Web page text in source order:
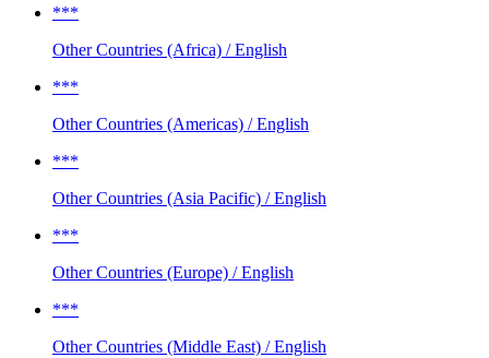
***
Other Countries (Africa) / English
***
Other Countries (Americas) / English
***
Other Countries (Asia Pacific) / English
***
Other Countries (Europe) / English
***
Other Countries (Middle East) / English